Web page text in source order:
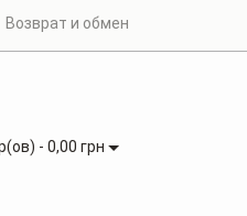
Возврат и обмен
- 0,00 грн